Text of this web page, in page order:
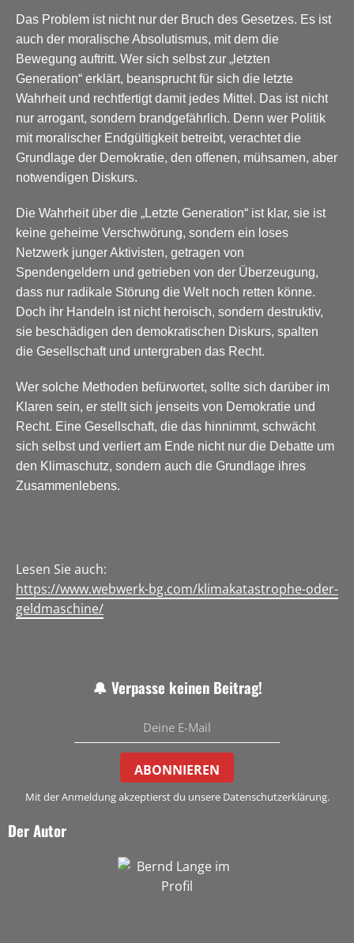
Das Problem ist nicht nur der Bruch des Gesetzes. Es ist
auch der moralische Absolutismus, mit dem die
Bewegung auftritt. Wer sich selbst zur „letzten
Generation“ erklärt, beansprucht für sich die letzte
Wahrheit und rechtfertigt damit jedes Mittel. Das ist nicht
nur arrogant, sondern brandgefährlich. Denn wer Politik
mit moralischer Endgültigkeit betreibt, verachtet die
Grundlage der Demokratie, den offenen, mühsamen, aber
notwendigen Diskurs.
Die Wahrheit über die „Letzte Generation“ ist klar, sie ist
keine geheime Verschwörung, sondern ein loses
Netzwerk junger Aktivisten, getragen von
Spendengeldern und getrieben von der Überzeugung,
dass nur radikale Störung die Welt noch retten könne.
Doch ihr Handeln ist nicht heroisch, sondern destruktiv,
sie beschädigen den demokratischen Diskurs, spalten
die Gesellschaft und untergraben das Recht.
Wer solche Methoden befürwortet, sollte sich darüber im
Klaren sein, er stellt sich jenseits von Demokratie und
Recht. Eine Gesellschaft, die das hinnimmt, schwächt
sich selbst und verliert am Ende nicht nur die Debatte um
den Klimaschutz, sondern auch die Grundlage ihres
Zusammenlebens.
Lesen Sie auch:
https://www.webwerk-bg.com/klimakatastrophe-oder-
geldmaschine/
🔔 Verpasse keinen Beitrag!
ABONNIEREN
Mit der Anmeldung akzeptierst du unsere Datenschutzerklärung.
Der Autor